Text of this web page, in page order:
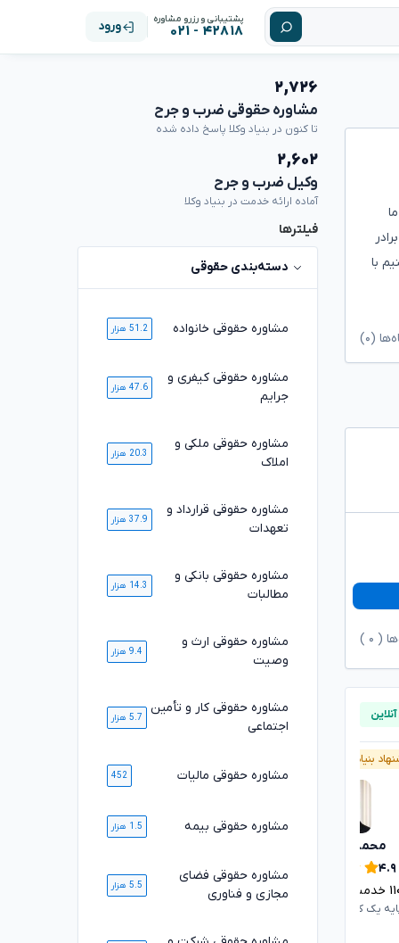
پشتیبانی و رزرو مشاوره
۴۲۸۱۸ - ۰۲۱ ورود
رسید ساعت۱ شب به ما
با
(۰)
( ۰
بنیاد وکلا
محمدرضا توکلی
۴.۹
خدمت ارائه شده موفق
یک کانون وکلای دادگستری
خدمت ارائه شده موفق
۲,۷۲۶
مشاوره حقوقی ضرب و جرح
تا کنون در بنیاد وکلا پاسخ داده شده
۲,۶۰۲
وکیل ضرب و جرح
آماده ارائه خدمت در بنیاد وکلا
فیلترها
دسته‌بندی حقوقی
مشاوره حقوقی خانواده 51.2 هزار
مشاوره حقوقی کیفری و
جرایم
47.6 هزار
مشاوره حقوقی ملکی و
املاک
20.3 هزار
مشاوره حقوقی قرارداد و
تعهدات
37.9 هزار
مشاوره حقوقی بانکی و
مطالبات
14.3 هزار
مشاوره حقوقی ارث و
وصیت
9.4 هزار
مشاوره حقوقی کار و تأمین
اجتماعی
5.7 هزار
مشاوره حقوقی مالیات 452
مشاوره حقوقی بیمه 1.5 هزار
مشاوره حقوقی فضای
مجازی و فناوری
5.5 هزار